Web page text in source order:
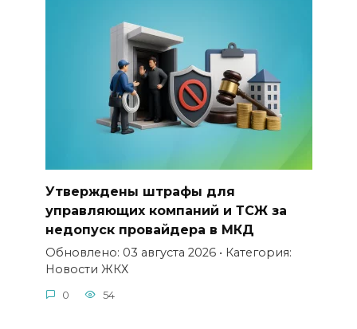
Утверждены штрафы для
управляющих компаний и ТСЖ за
недопуск провайдера в МКД
Обновлено: 03 августа 2026 • Категория:
Новости ЖКХ
0 54